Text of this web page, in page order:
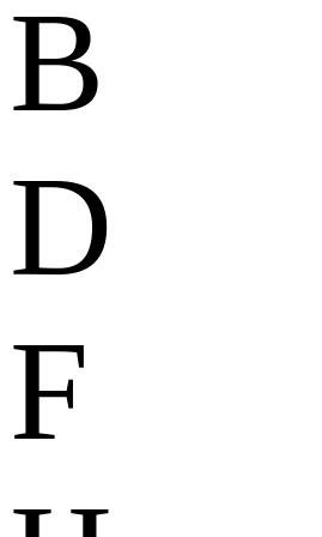
B
D
F